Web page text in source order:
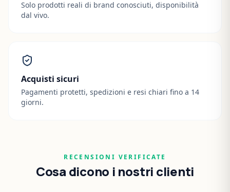
Solo prodotti reali di brand conosciuti, disponibilità
dal vivo.
Acquisti sicuri
Pagamenti protetti, spedizioni e resi chiari fino a 14
giorni.
RECENSIONI VERIFICATE
Cosa dicono i nostri clienti